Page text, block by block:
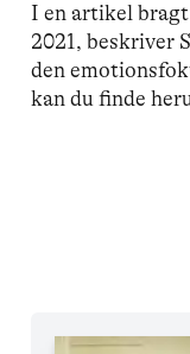
I en artikel
2021, beskriver
den
kan du finde